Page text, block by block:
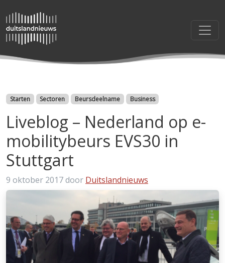
Categorieën
Starten Sectoren Beursdeelname Business
Liveblog – Nederland op e-
mobilitybeurs EVS30 in
Stuttgart
9 oktober 2017door Duitslandnieuws